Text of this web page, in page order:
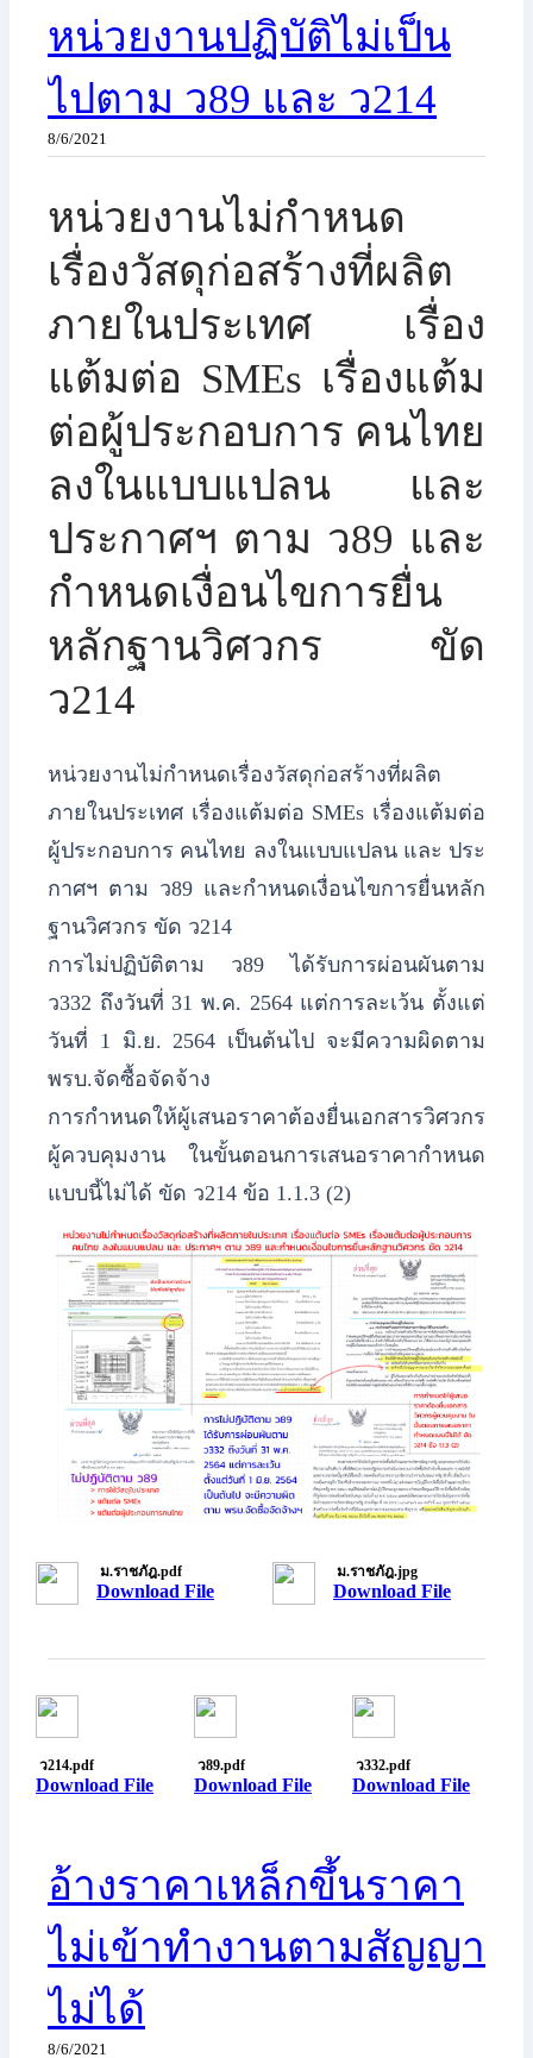
หน่วยงานปฏิบัติไม่เป็น
ไปตาม ว89 และ ว214
8/6/2021
​หน่วยงานไม่กำหนด
เรื่องวัสดุก่อสร้างที่ผลิต
ภายในประเทศ เรื่อง
แต้มต่อ SMEs เรื่องแต้ม
ต่อผู้ประกอบการ คนไทย
ลงในแบบแปลน และ
ประกาศฯ ตาม ว89 และ
กำหนดเงื่อนไขการยื่น
หลักฐานวิศวกร ขัด
ว214
หน่วยงานไม่กำหนดเรื่องวัสดุก่อสร้างที่ผลิต
ภายในประเทศ เรื่องแต้มต่อ SMEs เรื่องแต้มต่อ
ผู้ประกอบการ คนไทย ลงในแบบแปลน และ ประ
กาศฯ ตาม ว89 และกำหนดเงื่อนไขการยื่นหลัก
ฐานวิศวกร ขัด ว214
​การไม่ปฏิบัติตาม ว89 ได้รับการผ่อนผันตาม
ว332 ถึงวันที่ 31 พ.ค. 2564 แต่การละเว้น ตั้งแต่
วันที่ 1 มิ.ย. 2564 เป็นต้นไป จะมีความผิดตาม
พรบ.จัดซื้อจัดจ้าง
​การกำหนดให้ผู้เสนอราคาต้องยื่นเอกสารวิศวกร
ผู้ควบคุมงาน ในขั้นตอนการเสนอราคากำหนด
แบบนี้ไม่ได้ ขัด ว214 ข้อ 1.1.3 (2)
ม.ราชภัฎ.pdf
Download File
ม.ราชภัฎ.jpg
Download File
ว214.pdf
Download File
ว89.pdf
Download File
ว332.pdf
Download File
อ้างราคาเหล็กขึ้นราคา
ไม่เข้าทำงานตามสัญญา
ไม่ได้
8/6/2021